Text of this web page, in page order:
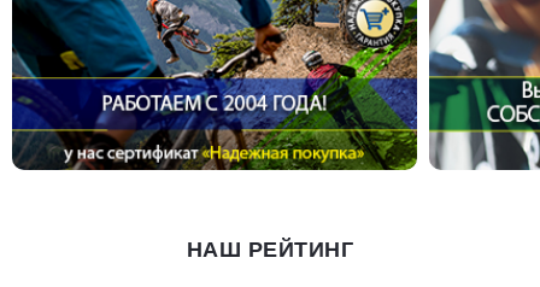
НАШ РЕЙТИНГ